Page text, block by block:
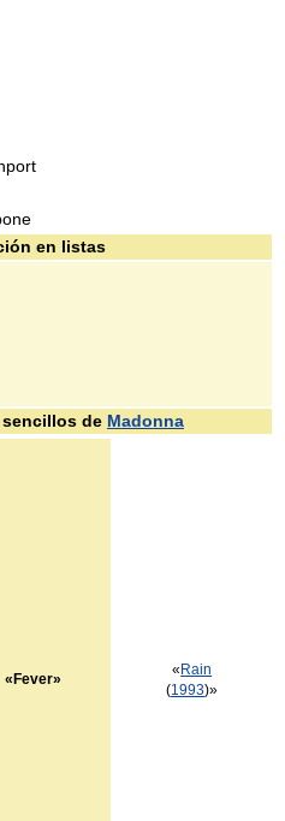
en listas
de Madonna
«Fever»
« Rain
(1993)»